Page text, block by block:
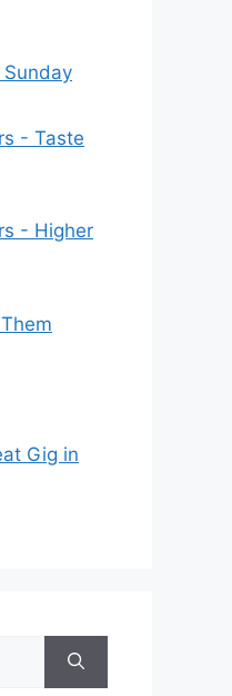
- Taste
- Higher
Gig in